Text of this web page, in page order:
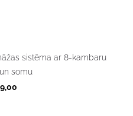
sistēma ar 8-kambaru
somu